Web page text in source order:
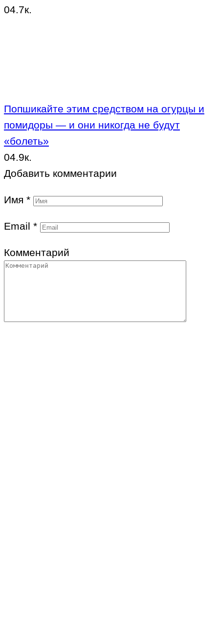
04.7к.
Попшикайте этим средством на огурцы и
помидоры — и они никогда не будут
«болеть»
04.9к.
Добавить комментарии
Имя *
Email *
Комментарий